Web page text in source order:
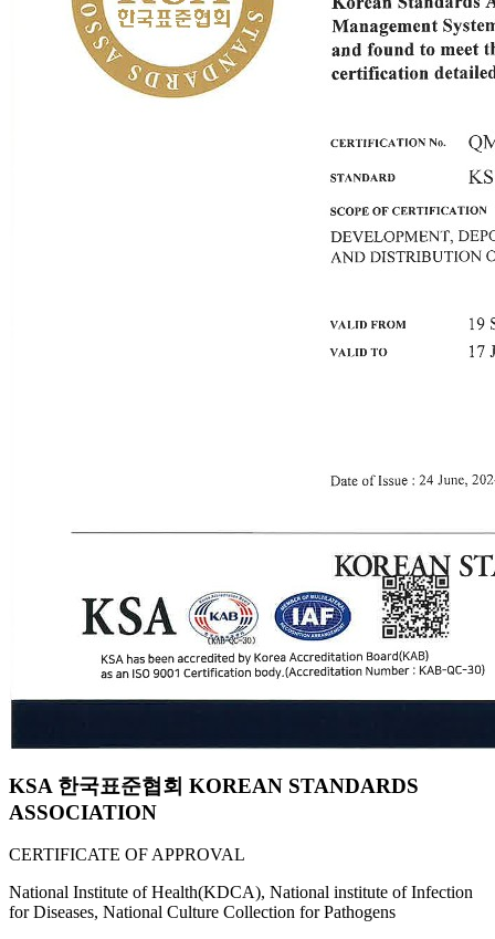
KSA 한국표준협회 KOREAN STANDARDS
ASSOCIATION
CERTIFICATE OF APPROVAL
National Institute of Health(KDCA), National institute of Infection
for Diseases, National Culture Collection for Pathogens